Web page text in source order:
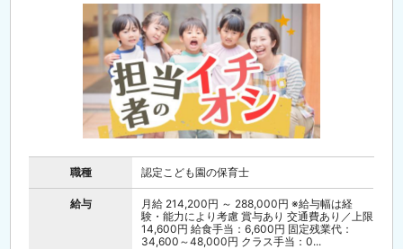
職種 認定こども園の保育士
給与
月給 214,200円 ～ 288,000円 ※給与幅は経
験・能力により考慮 賞与あり 交通費あり／上限
14,600円 給食手当：6,600円 固定残業代：
34,600～48,000円 クラス手当：0...